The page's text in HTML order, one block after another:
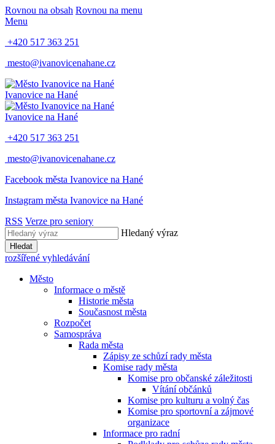
Rovnou na obsah Rovnou na menu
Menu
+420 517 363 251
mesto@ivanovicenahane.cz
Ivanovice na Hané
Ivanovice na Hané
+420 517 363 251
mesto@ivanovicenahane.cz
Facebook města Ivanovice na Hané
Instagram města Ivanovice na Hané
RSS Verze pro seniory
Hledaný výraz
Hledat
rozšířené vyhledávání
Město
Informace o městě
Historie města
Současnost města
Rozpočet
Samospráva
Rada města
Zápisy ze schůzí rady města
Komise rady města
Komise pro občanské záležitosti
Vítání občánků
Komise pro kulturu a volný čas
Komise pro sportovní a zájmové
organizace
Informace pro radní